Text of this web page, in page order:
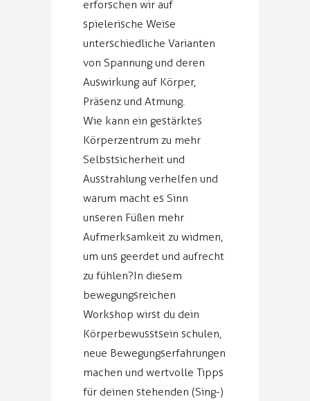
erforschen wir auf
spielerische Weise
unterschiedliche Varianten
von Spannung und deren
Auswirkung auf Körper,
Präsenz und Atmung.
Wie kann ein gestärktes
Körperzentrum zu mehr
Selbstsicherheit und
Ausstrahlung verhelfen und
warum macht es Sinn
unseren Füßen mehr
Aufmerksamkeit zu widmen,
um uns geerdet und aufrecht
zu fühlen?In diesem
bewegungsreichen
Workshop wirst du dein
Körperbewusstsein schulen,
neue Bewegungserfahrungen
machen und wertvolle Tipps
für deinen stehenden (Sing-)